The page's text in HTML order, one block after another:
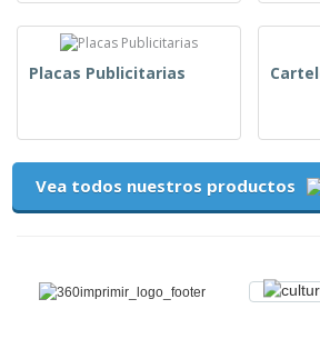
Placas Publicitarias
Vea todos nuestros productos